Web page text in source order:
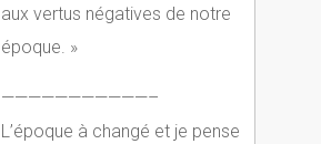
aux vertus négatives de notre
époque. »
———————————–
L’époque à changé et je pense